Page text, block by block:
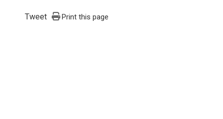
Tweet Print this page